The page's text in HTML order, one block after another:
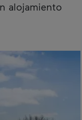
alojamiento